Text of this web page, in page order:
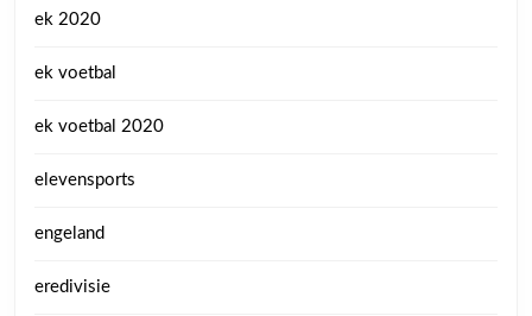
ek 2020
ek voetbal
ek voetbal 2020
elevensports
engeland
eredivisie